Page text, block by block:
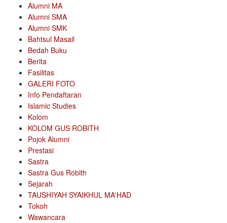
Alumni MA
Alumni SMA
Alumni SMK
Bahtsul Masail
Bedah Buku
Berita
Fasilitas
GALERI FOTO
Info Pendaftaran
Islamic Studies
Kolom
KOLOM GUS ROBITH
Pojok Alumni
Prestasi
Sastra
Sastra Gus Robith
Sejarah
TAUSHIYAH SYAIKHUL MA'HAD
Tokoh
Wawancara